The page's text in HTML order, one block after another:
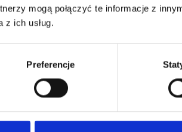
mogą połączyć te informacje z
z ich usług.
Preferencje
rozwiązanie to dobrze sprawdza się
lojalnościowych